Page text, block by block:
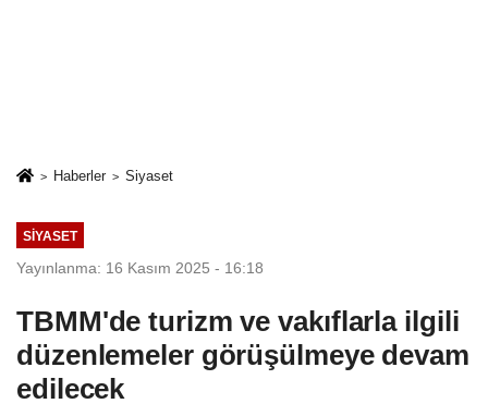
Haberler Siyaset
SIYASET
Yayınlanma: 16 Kasım 2025 - 16:18
TBMM'de turizm ve vakıflarla ilgili
düzenlemeler görüşülmeye devam
edilecek